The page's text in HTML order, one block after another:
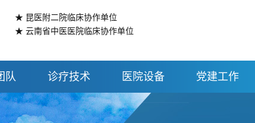
★ 昆医附二院临床协作单位
★ 云南省中医医院临床协作单位
队 诊疗技术 医院设备 党建工作